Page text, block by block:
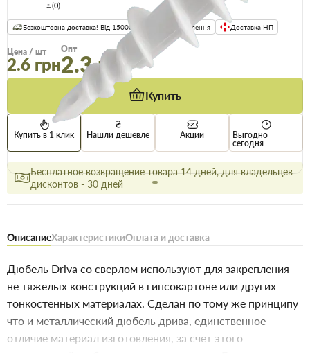
(0)
Безкоштовна доставка! Від 15000 грн єВідновлення Доставка НП
Цена / шт
2.6 грн
Опт
2.3 грн
Купить
Купить в 1 клик Нашли дешевле Акции
Выгодно
сегодня
Бесплатное возвращение товара 14 дней, для владельцев
дисконтов - 30 дней
ОписаниеХарактеристикиОплата и доставка
Дюбель Driva со сверлом используют для закрепления
не тяжелых конструкций в гипсокартоне или других
тонкостенных материалах. Сделан по тому же принципу
что и металлический дюбель дрива, единственное
отличие материал изготовления, за счет этого